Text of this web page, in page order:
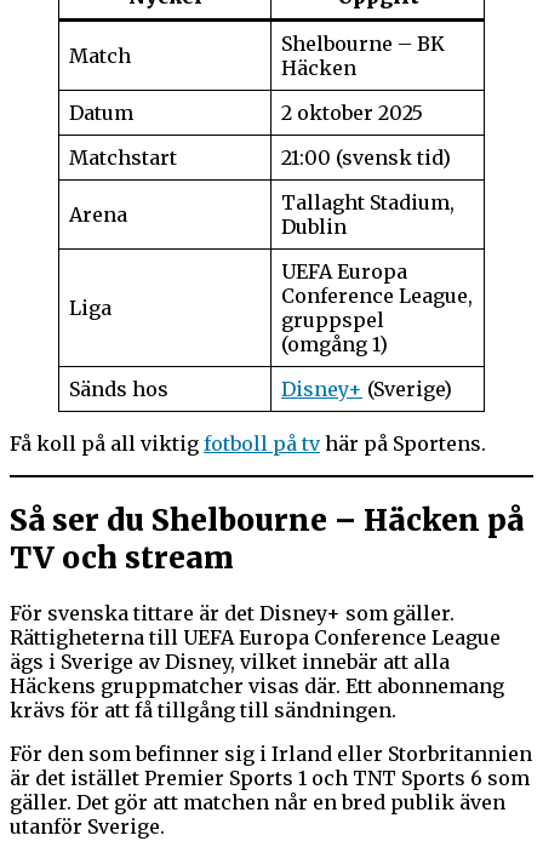
Match
Shelbourne – BK
Häcken
Datum
2 oktober 2025
Matchstart
21:00 (svensk tid)
Arena
Tallaght Stadium,
Dublin
Liga
UEFA Europa
Conference League,
gruppspel
(omgång 1)
Sänds hos
Disney+ (Sverige)
Få koll på all viktig fotboll på tvhär på Sportens.
Så ser du Shelbourne – Häcken på
TV och stream
För svenska tittare är det Disney+ som gäller.
Rättigheterna till UEFA Europa Conference League
ägs i Sverige av Disney, vilket innebär att alla
Häckens gruppmatcher visas där. Ett abonnemang
krävs för att få tillgång till sändningen.
För den som befinner sig i Irland eller Storbritannien
är det istället Premier Sports 1 och TNT Sports 6 som
gäller. Det gör att matchen når en bred publik även
utanför Sverige.